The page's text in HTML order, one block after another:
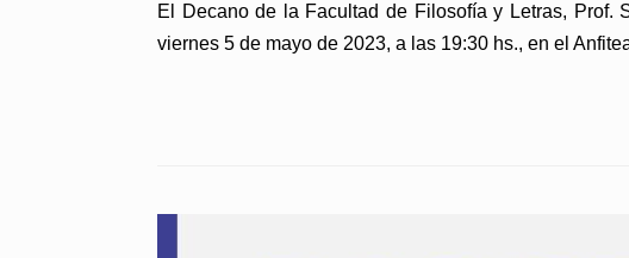
El Decano de la Facultad de Filosofía y Letras, Prof.
viernes 5 de mayo de 2023, a las 19:30 hs., en el